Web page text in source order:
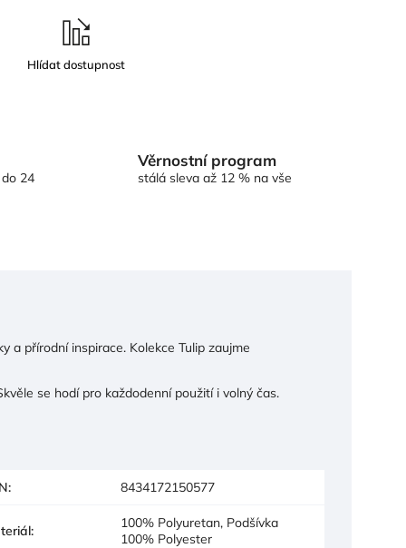
24
Věrnostní program
stálá sleva až 12 % na vše
a přírodní inspirace. Kolekce Tulip zaujme
se hodí pro každodenní použití i volný čas.
: 8434172150577
:
100% Polyuretan, Podšívka
100% Polyester